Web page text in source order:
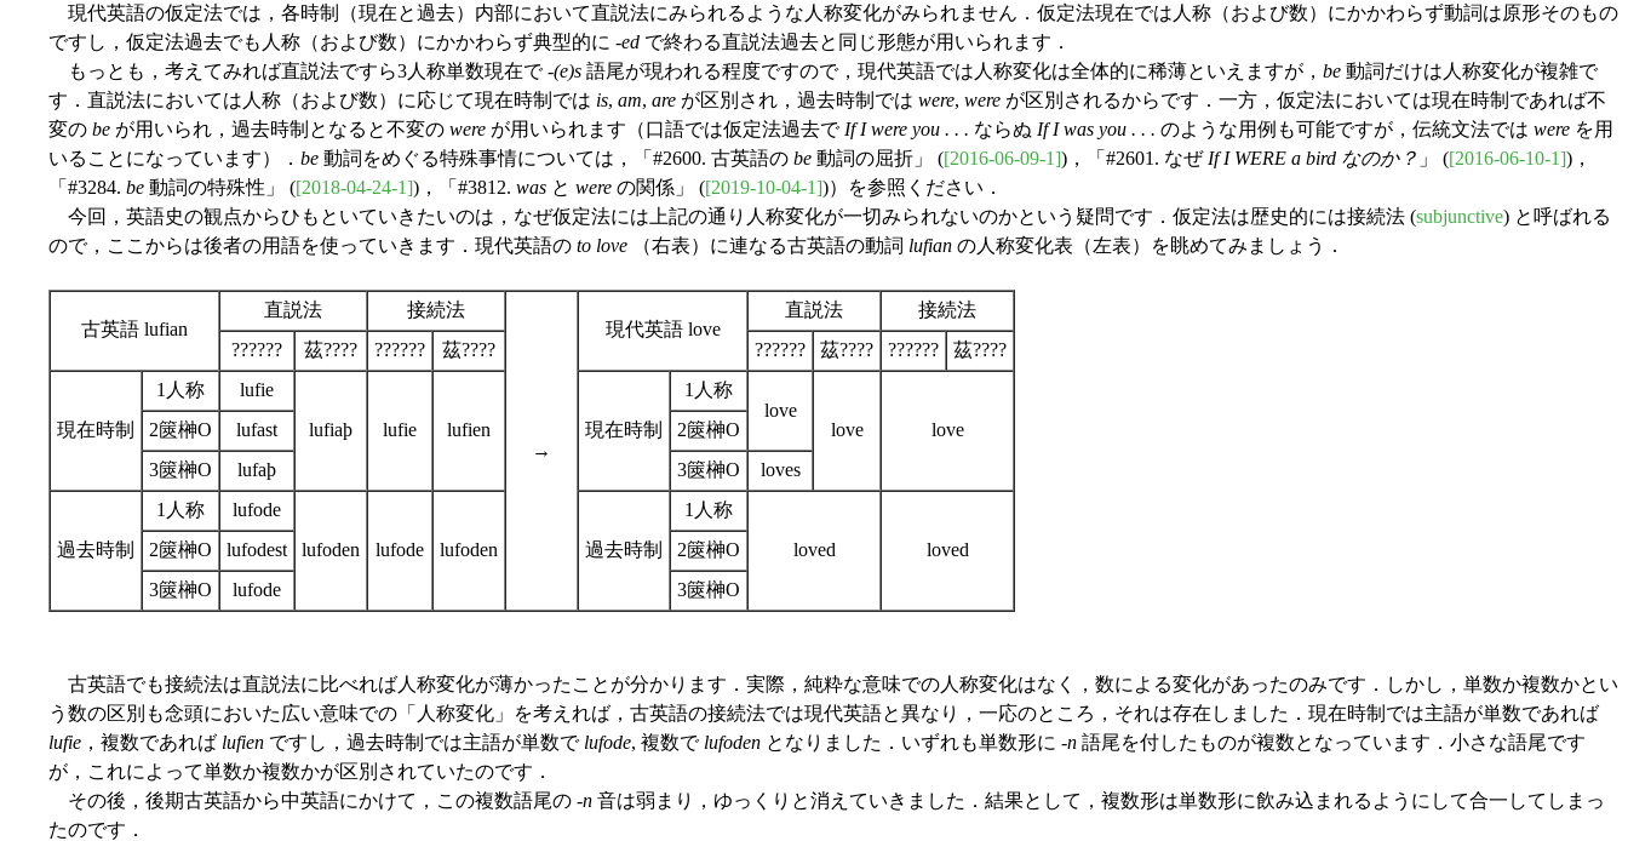
現代英語の仮定法では，各時制（現在と過去）内部において直説法にみられるような人称変化がみられません．仮定法現在では人称（および数）にかかわらず動詞は原形そのもの
ですし，仮定法過去でも人称（および数）にかかわらず典型的に -ed で終わる直説法過去と同じ形態が用いられます．
もっとも，考えてみれば直説法ですら3人称単数現在で -(e)s 語尾が現われる程度ですので，現代英語では人称変化は全体的に稀薄といえますが， be 動詞だけは人称変化が複雑で
す．直説法においては人称（および数）に応じて現在時制では is, am, are が区別され，過去時制では were, were が区別されるからです．一方，仮定法においては現在時制であれば不
変の be が用いられ，過去時制となると不変の were が用いられます（口語では仮定法過去で If I were you . . . ならぬ If I was you . . . のような用例も可能ですが，伝統文法では were を用
いることになっています）． be 動詞をめぐる特殊事情については，「#2600. 古英語の be 動詞の屈折」 ([2016-06-09-1])，「#2601. なぜ If I WERE a bird なのか？ 」 ([2016-06-10-1])，
「#3284. be 動詞の特殊性」 ([2018-04-24-1])，「#3812. was と were の関係」 ([2019-10-04-1])）を参照ください．
今回，英語史の観点からひもといていきたいのは，なぜ仮定法には上記の通り人称変化が一切みられないのかという疑問です．仮定法は歴史的には接続法 (subjunctive) と呼ばれる
ので，ここからは後者の用語を使っていきます．現代英語の to love （右表）に連なる古英語の動詞 lufian の人称変化表（左表）を眺めてみましょう．
古英語 lufian
直説法 接続法
→
現代英語 love
直説法
接続法
??????
茲???? ?????? 茲???? ?????? 茲???? ?????? 茲????
現在時制
1人称
lufie
lufiaþ
lufie lufien 現在時制
1人称
love
love
love
2篋榊О lufast
2篋榊О
3篋榊О
lufaþ 3篋榊О loves
過去時制
1人称
lufode
lufoden
lufode lufoden 過去時制
1人称
loved
loved
2篋榊О lufodest
2篋榊О
3篋榊О
lufode 3篋榊О
古英語でも接続法は直説法に比べれば人称変化が薄かったことが分かります．実際，純粋な意味での人称変化はなく，数による変化があったのみです．しかし，単数か複数かとい
う数の区別も念頭においた広い意味での「人称変化」を考えれば，古英語の接続法では現代英語と異なり，一応のところ，それは存在しました．現在時制では主語が単数であれば
lufie ，複数であれば lufien ですし，過去時制では主語が単数で lufode, 複数で lufoden となりました．いずれも単数形に -n 語尾を付したものが複数となっています．小さな語尾です
が，これによって単数か複数かが区別されていたのです．
その後，後期古英語から中英語にかけて，この複数語尾の -n 音は弱まり，ゆっくりと消えていきました．結果として，複数形は単数形に飲み込まれるようにして合一してしまっ
たのです．